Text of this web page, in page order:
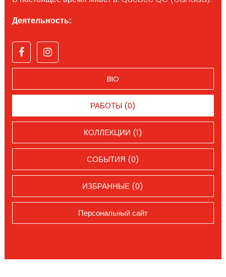
Деятельность:
BIO
РАБОТЫ (0)
КОЛЛЕКЦИИ (1)
СОБЫТИЯ (0)
ИЗБРАННЫЕ (0)
Персональный сайт